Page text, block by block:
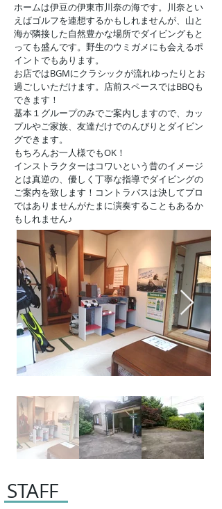
ホームは伊豆の伊東市川奈の海です。川奈とい
えばゴルフを連想するかもしれませんが、山と
海が隣接した自然豊かな場所でダイビングもと
っても盛んです。野生のウミガメにも会えるポ
イントでもあります。
お店ではBGMにクラシックが流れゆったりとお
過ごしいただけます。店前スペースではBBQも
できます！
基本１グループのみでご案内しますので、カッ
プルやご家族、友達だけでのんびりとダイビン
グできます。
​もちろんお一人様でもOK！
インストラクターはコワいという昔のイメージ
とは真逆の、優しく丁寧な指導でダイビングの
ご案内を致します！コントラバスは決してプロ
ではありませんがたまに演奏することもあるか
もしれません♪
​STAFF